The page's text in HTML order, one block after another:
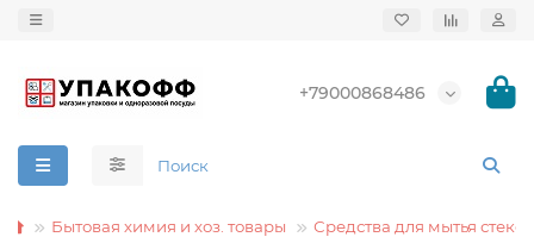
+79000868486
Бытовая химия и хоз. товары Средства для мытья стекол